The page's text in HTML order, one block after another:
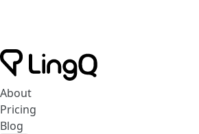
About
Pricing
Blog